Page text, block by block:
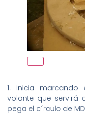
1. Inicia
volante que servirá
pega el círculo de